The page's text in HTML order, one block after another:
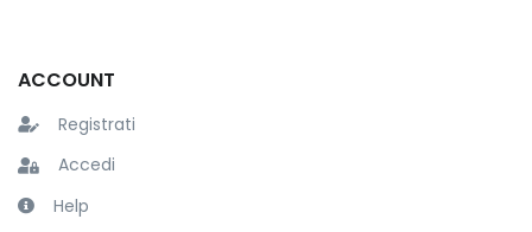
ACCOUNT
Registrati
Accedi
Help